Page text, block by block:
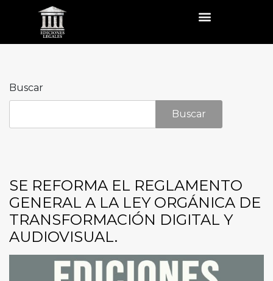
Buscar
Buscar
SE REFORMA EL REGLAMENTO
GENERAL A LA LEY ORGÁNICA DE
TRANSFORMACIÓN DIGITAL Y
AUDIOVISUAL.